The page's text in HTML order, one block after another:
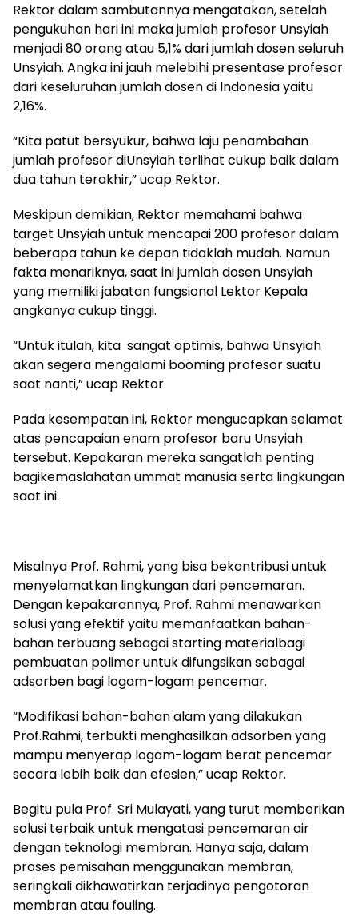
Rektor dalam sambutannya mengatakan, setelah
pengukuhan hari ini maka jumlah profesor Unsyiah
menjadi 80 orang atau 5,1% dari jumlah dosen seluruh
Unsyiah. Angka ini jauh melebihi presentase profesor
dari keseluruhan jumlah dosen di Indonesia yaitu
2,16%.
“Kita patut bersyukur, bahwa laju penambahan
jumlah profesor diUnsyiah terlihat cukup baik dalam
dua tahun terakhir,” ucap Rektor.
Meskipun demikian, Rektor memahami bahwa
target Unsyiah untuk mencapai 200 profesor dalam
beberapa tahun ke depan tidaklah mudah. Namun
fakta menariknya, saat ini jumlah dosen Unsyiah
yang memiliki jabatan fungsional Lektor Kepala
angkanya cukup tinggi.
“Untuk itulah, kita sangat optimis, bahwa Unsyiah
akan segera mengalami booming profesor suatu
saat nanti,” ucap Rektor.
Pada kesempatan ini, Rektor mengucapkan selamat
atas pencapaian enam profesor baru Unsyiah
tersebut. Kepakaran mereka sangatlah penting
bagikemaslahatan ummat manusia serta lingkungan
saat ini.
Misalnya Prof. Rahmi, yang bisa bekontribusi untuk
menyelamatkan lingkungan dari pencemaran.
Dengan kepakarannya, Prof. Rahmi menawarkan
solusi yang efektif yaitu memanfaatkan bahan-
bahan terbuang sebagai starting materialbagi
pembuatan polimer untuk difungsikan sebagai
adsorben bagi logam-logam pencemar.
“Modifikasi bahan-bahan alam yang dilakukan
Prof.Rahmi, terbukti menghasilkan adsorben yang
mampu menyerap logam-logam berat pencemar
secara lebih baik dan efesien,” ucap Rektor.
Begitu pula Prof. Sri Mulayati, yang turut memberikan
solusi terbaik untuk mengatasi pencemaran air
dengan teknologi membran. Hanya saja, dalam
proses pemisahan menggunakan membran,
seringkali dikhawatirkan terjadinya pengotoran
membran atau fouling.